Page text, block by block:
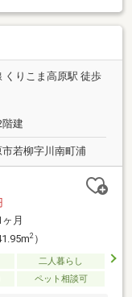
くりこま高原駅 徒歩
建
若柳字川南町浦
ヶ月
2）
二人暮らし
ペット相談可